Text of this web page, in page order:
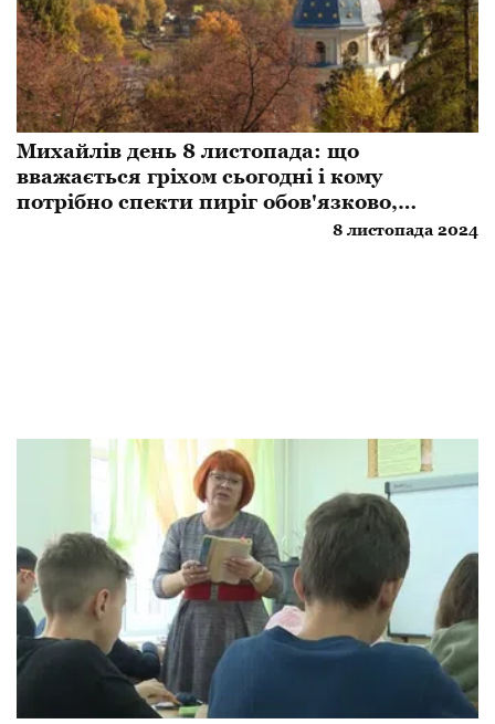
Михайлів день 8 листопада: що
вважається гріхом сьогодні і кому
потрібно спекти пиріг обов'язково,
8 листопада 2024